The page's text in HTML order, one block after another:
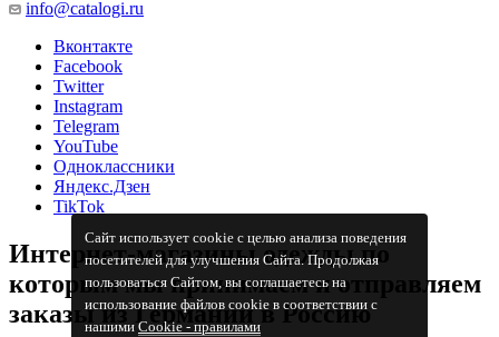
Сайт использует cookie с целью анализа поведения
посетителей для улучшения Сайта. Продолжая
пользоваться Сайтом, вы соглашаетесь на
использование файлов cookie в соответствии с
нашимиCookiе - правилами
info@catalogi.ru
Вконтакте
Facebook
Twitter
Instagram
Telegram
YouTube
Одноклассники
Яндекс.Дзен
TikTok
Интернет-магазины одежды по
которым мы принимаем и отправляем
заказы из Германии в Россию